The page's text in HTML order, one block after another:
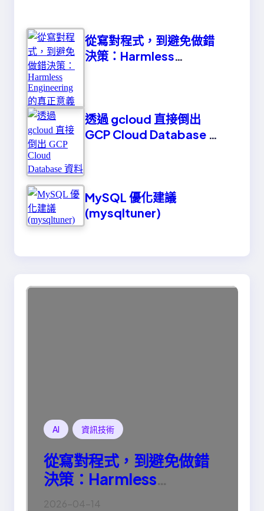
從寫對程式，到避免做錯
決策：Harmless
透過 gcloud 直接倒出
GCP Cloud Database 資
MySQL 優化建議
(mysqltuner)
AI 資訊技術
從寫對程式，到避免做錯
決策：Harmless
Engineering 的真正意義
2026-04-14